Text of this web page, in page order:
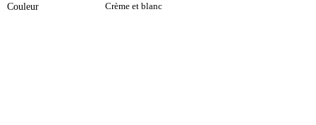
Couleur Crème et blanc